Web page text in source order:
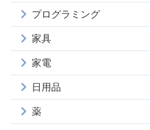
プログラミング
家具
家電
日用品
薬